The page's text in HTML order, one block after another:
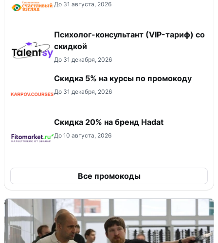
До 31 августа, 2026
Психолог-консультант (VIP-тариф) со
скидкой
До 31 декабря, 2026
Скидка 5% на курсы по промокоду
До 31 декабря, 2026
Скидка 20% на бренд Hadat
До 10 августа, 2026
Все промокоды